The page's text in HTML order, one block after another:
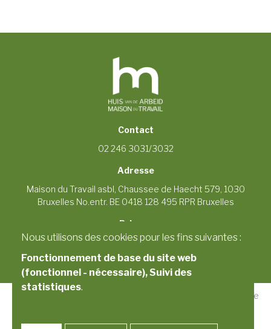
Contact
02 246 3031/3032
Adresse
Maison du Travail asbl, Chaussee de Haecht 579, 1030
Bruxelles No.entr. BE 0418 128 495 RPR Bruxelles
Privacy
© Copyright 2026 | Huis van de Arbeid
Alle rechten voorbehouden
Privacybeleid
Copyright 2026 Maison du Travail · Photographie : Georges De
Nous utilisons des cookies pour les fins suivantes :
Fonctionnement de base du site web
(fonctionnel - nécessaire), Suivi des
statistiques.